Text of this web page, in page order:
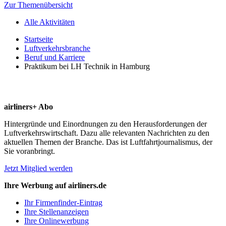
Zur Themenübersicht
Alle Aktivitäten
Startseite
Luftverkehrsbranche
Beruf und Karriere
Praktikum bei LH Technik in Hamburg
airliners+ Abo
Hintergründe und Einordnungen zu den Herausforderungen der
Luftverkehrswirtschaft. Dazu alle relevanten Nachrichten zu den
aktuellen Themen der Branche. Das ist Luftfahrtjournalismus, der
Sie voranbringt.
Jetzt Mitglied werden
Ihre Werbung auf airliners.de
Ihr Firmenfinder-Eintrag
Ihre Stellenanzeigen
Ihre Onlinewerbung